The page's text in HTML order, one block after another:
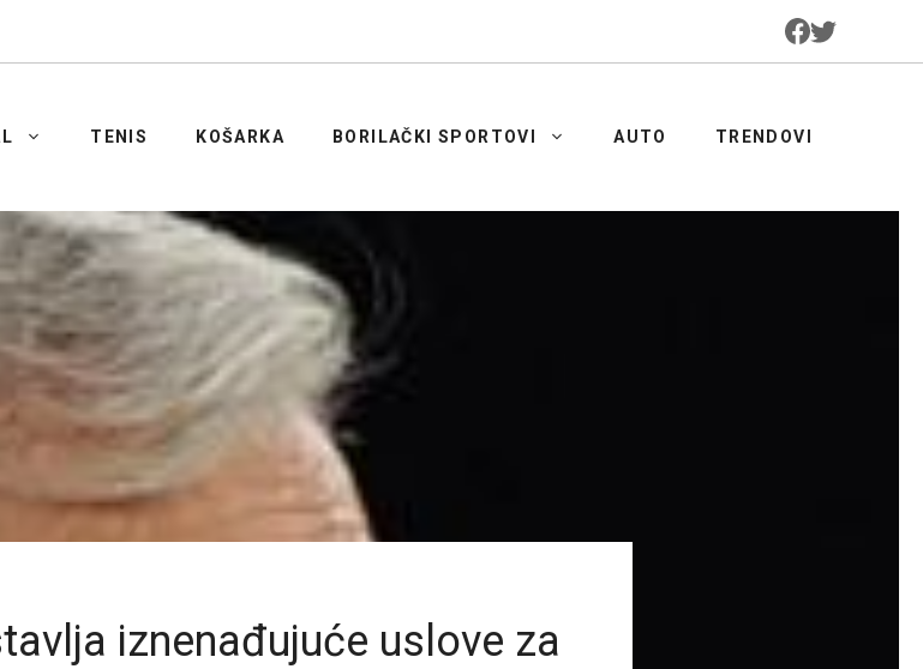
TENIS KOŠARKA BORILAČKI SPORTOVI AUTO TRENDOVI
iznenađujuće uslove za